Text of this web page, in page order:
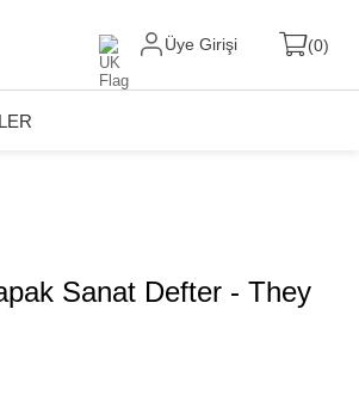
Üye Girişi 0
Sanat Defter - They